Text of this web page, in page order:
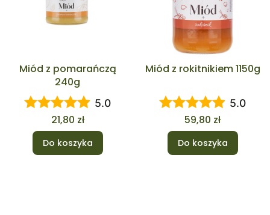
Miód z pomarańczą
240g
5.0
Cena
21,80 zł
Do koszyka
Miód z rokitnikiem 1150g
5.0
Cena
59,80 zł
Do koszyka